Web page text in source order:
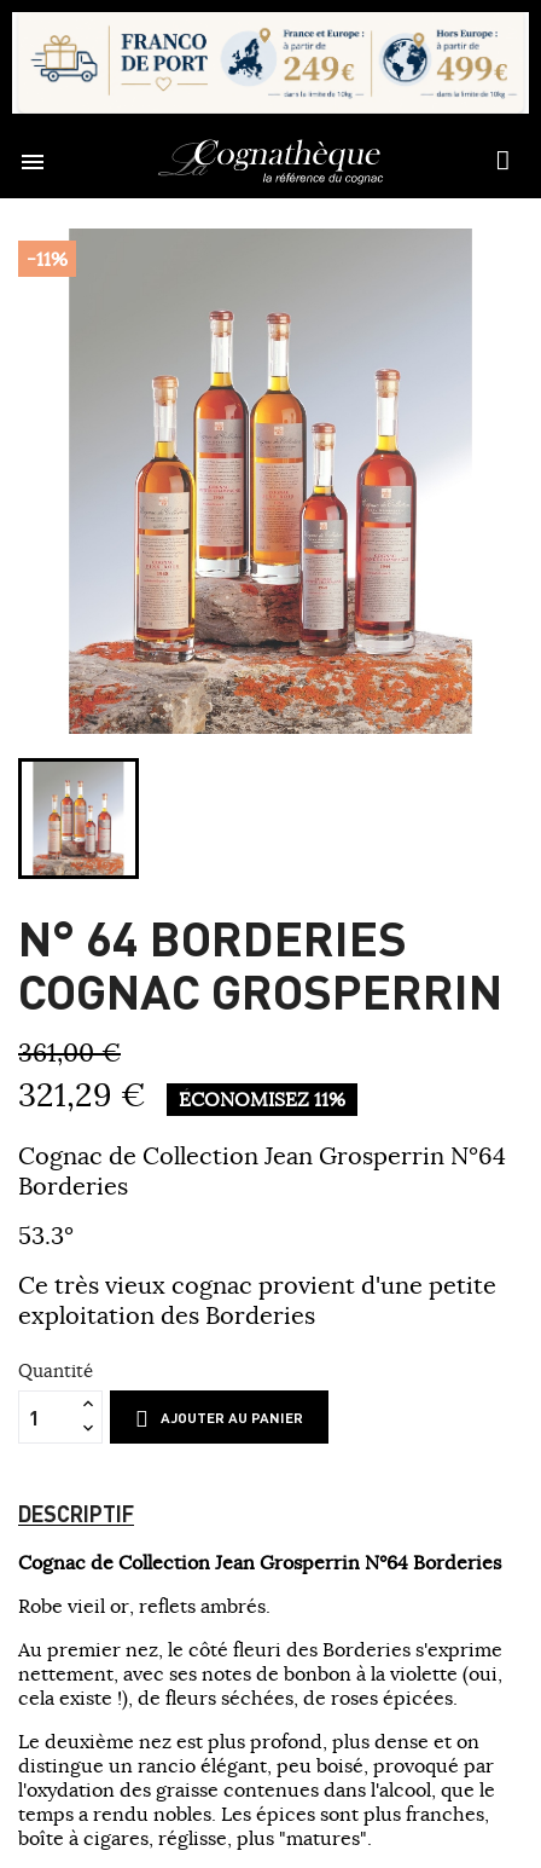

-11%
N° 64 BORDERIES
COGNAC GROSPERRIN
361,00 €
321,29 € ÉCONOMISEZ 11%
Cognac de Collection Jean Grosperrin N°64
Borderies
53.3°
Ce très vieux cognac provient d'une petite
exploitation des Borderies
Quantité
AJOUTER AU PANIER
DESCRIPTIF
Cognac de Collection Jean Grosperrin N°64 Borderies
Robe vieil or, reflets ambrés.
Au premier nez, le côté fleuri des Borderies s'exprime
nettement, avec ses notes de bonbon à la violette (oui,
cela existe !), de fleurs séchées, de roses épicées.
Le deuxième nez est plus profond, plus dense et on
distingue un rancio élégant, peu boisé, provoqué par
l'oxydation des graisse contenues dans l'alcool, que le
temps a rendu nobles. Les épices sont plus franches,
boîte à cigares, réglisse, plus "matures".